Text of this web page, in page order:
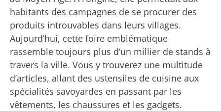
habitants des campagnes de se procurer des
produits introuvables dans leurs villages.
Aujourd’hui, cette foire emblématique
rassemble toujours plus d’un millier de stands à
travers la ville. Vous y trouverez une multitude
d’articles, allant des ustensiles de cuisine aux
spécialités savoyardes en passant par les
vêtements, les chaussures et les gadgets.